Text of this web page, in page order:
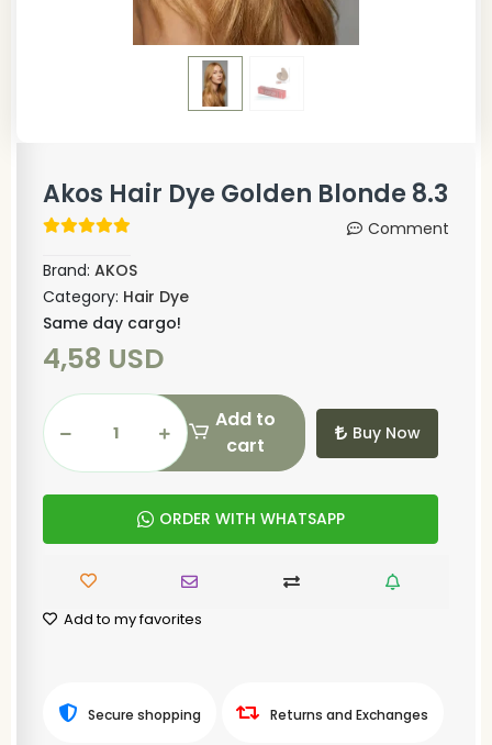
Akos Hair Dye Golden Blonde 8.3
Comment
Brand: AKOS
Category: Hair Dye
Same day cargo!
4,58 USD
Add to
cart
Buy Now
ORDER WITH WHATSAPP
Add to my favorites
Secure shopping Returns and Exchanges